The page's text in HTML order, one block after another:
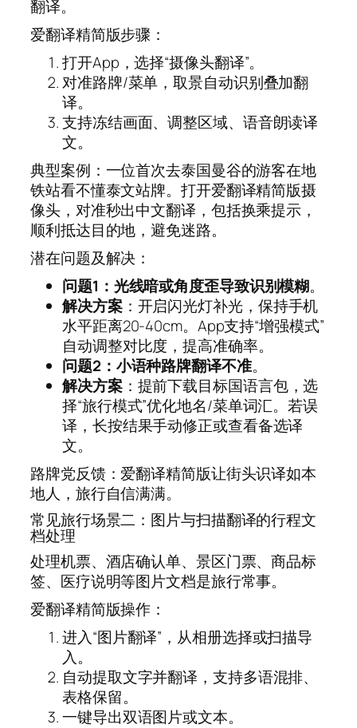
翻译。
爱翻译精简版步骤：
打开App，选择“摄像头翻译”。
对准路牌/菜单，取景自动识别叠加翻
译。
支持冻结画面、调整区域、语音朗读译
文。
典型案例：一位首次去泰国曼谷的游客在地
铁站看不懂泰文站牌。打开爱翻译精简版摄
像头，对准秒出中文翻译，包括换乘提示，
顺利抵达目的地，避免迷路。
潜在问题及解决：
问题1：光线暗或角度歪导致识别模糊。
解决方案：开启闪光灯补光，保持手机
水平距离20-40cm。App支持“增强模式”
自动调整对比度，提高准确率。
问题2：小语种路牌翻译不准。
解决方案：提前下载目标国语言包，选
择“旅行模式”优化地名/菜单词汇。若误
译，长按结果手动修正或查看备选译
文。
路牌党反馈：爱翻译精简版让街头识译如本
地人，旅行自信满满。
常见旅行场景二：图片与扫描翻译的行程文
档处理
处理机票、酒店确认单、景区门票、商品标
签、医疗说明等图片文档是旅行常事。
爱翻译精简版操作：
进入“图片翻译”，从相册选择或扫描导
入。
自动提取文字并翻译，支持多语混排、
表格保留。
一键导出双语图片或文本。